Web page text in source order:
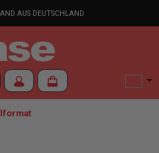
AUS DEUTSCHLAND
hast 0 Produkte auf dem Merkzettel